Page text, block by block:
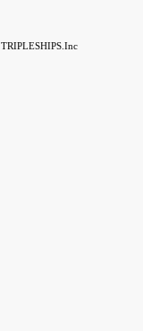
TRIPLESHIPS.Inc